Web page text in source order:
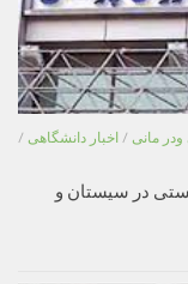
ودر مانی / اخبار دانشگاهی /
در سیستان و